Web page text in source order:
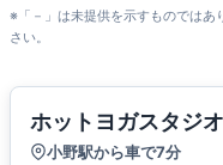
※「－」は未提供を示すものではあ
さい。
ホットヨガスタジ
小野駅から車で7分